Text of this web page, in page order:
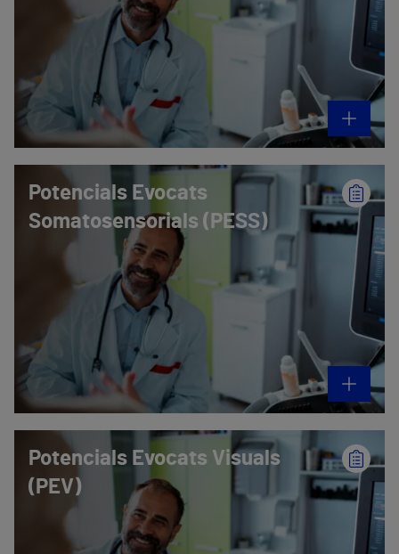
Potencials Evocats
Somatosensorials (PESS)
Potencials Evocats Visuals
(PEV)